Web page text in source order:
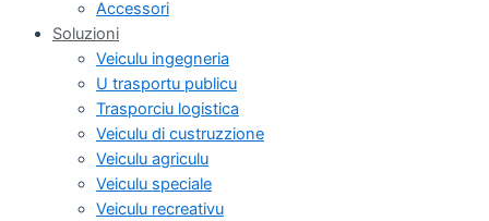
Accessori
Soluzioni
Veiculu ingegneria
U trasportu publicu
Trasporciu logistica
Veiculu di custruzzione
Veiculu agriculu
Veiculu speciale
Veiculu recreativu